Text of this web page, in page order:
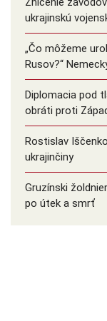
ukrajinskú
„Čo môžeme
Rusov?“
Diplomacia pod
obráti proti
Rostislav
ukrajinčiny
Gruzínski
po útek a smrť